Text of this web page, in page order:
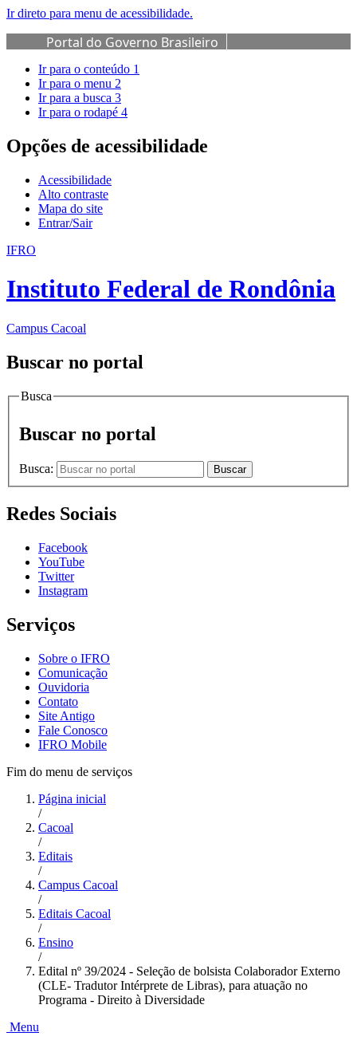
Ir direto para menu de acessibilidade.
Portal do Governo Brasileiro
Ir para o conteúdo 1
Ir para o menu 2
Ir para a busca 3
Ir para o rodapé 4
Opções de acessibilidade
Acessibilidade
Alto contraste
Mapa do site
Entrar/Sair
IFRO
Instituto Federal de Rondônia
Campus Cacoal
Buscar no portal
Busca
Buscar no portal
Busca: Buscar
Redes Sociais
Facebook
YouTube
Twitter
Instagram
Serviços
Sobre o IFRO
Comunicação
Ouvidoria
Contato
Site Antigo
Fale Conosco
IFRO Mobile
Fim do menu de serviços
Página inicial
/
Cacoal
/
Editais
/
Campus Cacoal
/
Editais Cacoal
/
Ensino
/
Edital nº 39/2024 - Seleção de bolsista Colaborador Externo
(CLE- Tradutor Intérprete de Libras), para atuação no
Programa - Direito à Diversidade
Menu